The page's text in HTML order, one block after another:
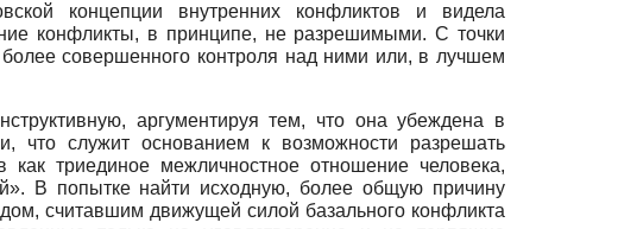
концепции внутренних конфликтов и видела
конфликты, в принципе, не разрешимыми. С точки
совершенного контроля над ними или, в лучшем
аргументируя тем, что она убеждена в
что служит основанием к возможности разрешать
триединое межличностное отношение человека,
В попытке найти исходную, более общую причину
считавшим движущей силой базального конфликта